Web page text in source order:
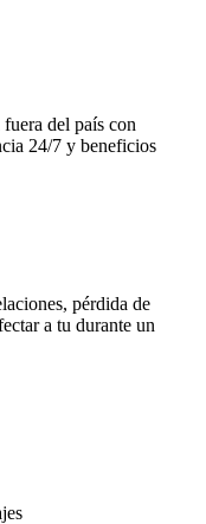
fuera del país con
24/7 y beneficios
pérdida de
a tu durante un